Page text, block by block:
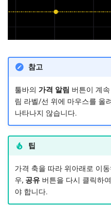
참고
툴바의 가격 알림 버튼이 계
림 라벨/선 위에 마우스를 올
나타나지 않습니다.
팁
가격 축을 따라 위아래로 이
우, 공유버튼을 다시 클릭하
야 합니다.